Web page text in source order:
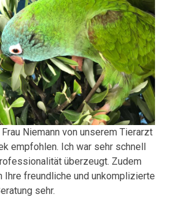
Niemann von unserem Tierarzt
empfohlen. Ich war sehr schnell
überzeugt. Zudem
Ihre freundliche und unkomplizierte
sehr.